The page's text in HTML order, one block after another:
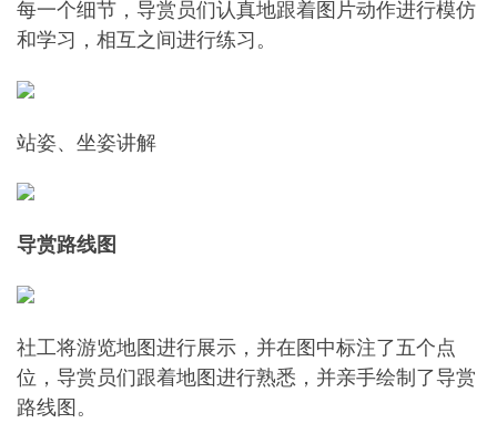
每一个细节，导赏员们认真地跟着图片动作进行模仿
和学习，相互之间进行练习。
站姿、坐姿讲解
导赏路线图
社工将游览地图进行展示，并在图中标注了五个点
位，导赏员们跟着地图进行熟悉，并亲手绘制了导赏
路线图。